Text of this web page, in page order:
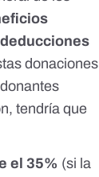
donaciones
tendría que
el 35% (si la